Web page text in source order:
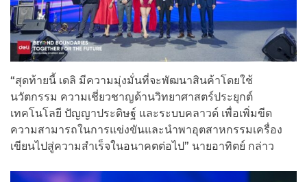
“สุดท้ายนี้ เดลิ มีความมุ่งมั่นที่จะพัฒนาสินค้าโดยใช้
นวัตกรรม ความเชี่ยวชาญด้านวิทยาศาสตร์ประยุกต์
เทคโนโลยี ปัญญาประดิษฐ์ และระบบคลาวด์ เพื่อเพิ่มขีด
ความสามารถในการแข่งขันและนำพาอุตสาหกรรมเครื่อง
เขียนไปสู่ความสำเร็จในอนาคตต่อไป” นายอาทิตย์ กล่าว